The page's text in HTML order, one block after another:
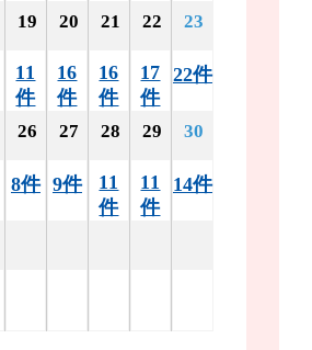
19
11
件
20
16
件
21
16
件
22
17
件
23
22件
26
8件
27
9件
28
11
件
29
11
件
30
14件